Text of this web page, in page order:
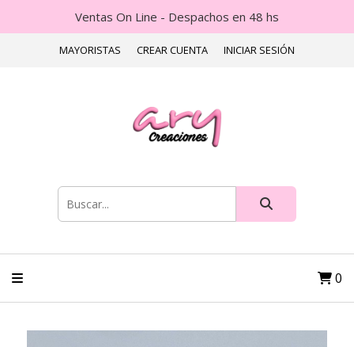
Ventas On Line - Despachos en 48 hs
MAYORISTAS CREAR CUENTA INICIAR SESIÓN
0